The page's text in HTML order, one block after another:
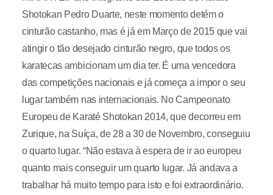
Shotokan Pedro Duarte, neste momento detém o
cinturão castanho, mas é já em Março de 2015 que vai
atingir o tão desejado cinturão negro, que todos os
karatecas ambicionam um dia ter. É uma vencedora
das competições nacionais e já começa a impor o seu
lugar também nas internacionais. No Campeonato
Europeu de Karaté Shotokan 2014, que decorreu em
Zurique, na Suíça, de 28 a 30 de Novembro, conseguiu
o quarto lugar. “Não estava à espera de ir ao europeu
quanto mais conseguir um quarto lugar. Já andava a
trabalhar há muito tempo para isto e foi extraordinário.